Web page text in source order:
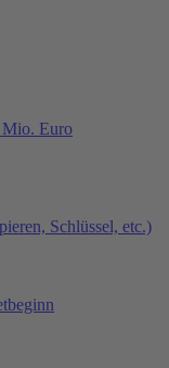
Mio. Euro
Schlüssel, etc.)